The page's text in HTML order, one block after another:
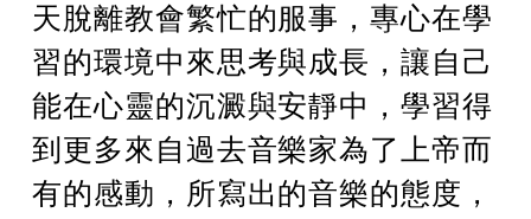
天脫離教會繁忙的服事，專心在學
習的環境中來思考與成長，讓自己
能在心靈的沉澱與安靜中，學習得
到更多來自過去音樂家為了上帝而
有的感動，所寫出的音樂的態度，